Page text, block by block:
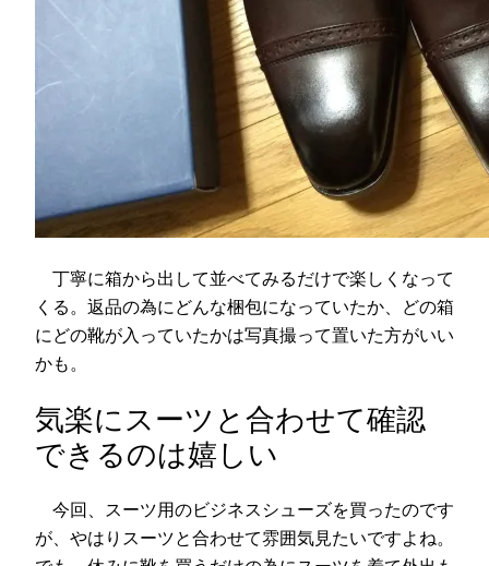
丁寧に箱から出して並べてみるだけで楽しくなって
くる。返品の為にどんな梱包になっていたか、どの箱
にどの靴が入っていたかは写真撮って置いた方がいい
かも。
気楽にスーツと合わせて確認
できるのは嬉しい
今回、スーツ用のビジネスシューズを買ったのです
が、やはりスーツと合わせて雰囲気見たいですよね。